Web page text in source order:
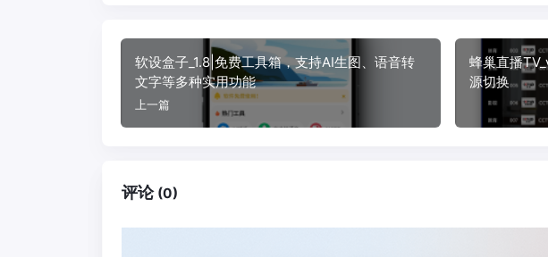
软设盒子_1.8|免费工具箱，支持AI生图、语音转
文字等多种实用功能
上一篇
蜂巢直播
源切换
评论 (0)